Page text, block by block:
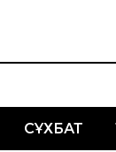
СҰХБАТ